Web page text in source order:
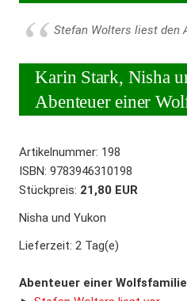
Stefan Wolters liest den
Karin Stark, Nisha
Abenteuer einer
Artikelnummer: 198
ISBN:9783946310198
Stückpreis: 21,80 EUR
Nisha und Yukon
Lieferzeit: 2 Tag(e)
Abenteuer einer